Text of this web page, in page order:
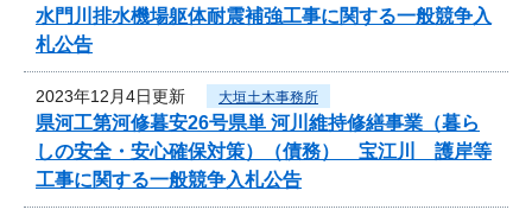
水門川排水機場躯体耐震補強工事に関する一般競争入
札公告
2023年12月4日更新 大垣土木事務所
県河工第河修暮安26号県単 河川維持修繕事業（暮ら
しの安全・安心確保対策）（債務） 宝江川 護岸等
工事に関する一般競争入札公告